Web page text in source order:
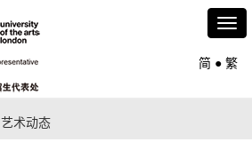
简 ● 繁
艺术动态